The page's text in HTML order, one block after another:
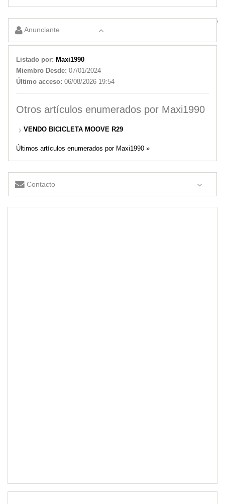
VENDO BICICLETA MOOVE R29
Anunciante
Listado por: Maxi1990
Miembro Desde: 07/01/2024
Último acceso: 06/08/2026 19:54
Otros artículos enumerados por Maxi1990
VENDO BICICLETA MOOVE R29
Últimos artículos enumerados por Maxi1990 »
Contacto